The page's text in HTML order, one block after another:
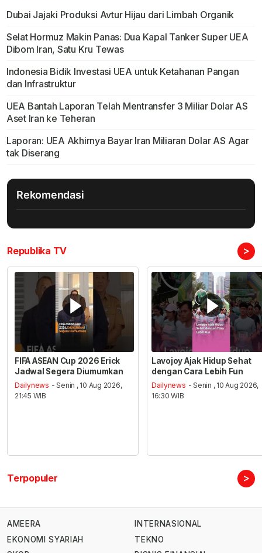
Dubai Jajaki Produksi Avtur Hijau dari Limbah Organik
Selat Hormuz Makin Panas: Dua Kapal Tanker Super UEA
Dibom Iran, Satu Kru Tewas
Indonesia Bidik Investasi UEA untuk Ketahanan Pangan
dan Infrastruktur
UEA Bantah Laporan Telah Mentransfer 3 Miliar Dolar AS
Aset Iran ke Teheran
Laporan: UEA Akhirnya Bayar Iran Miliaran Dolar AS Agar
tak Diserang
Rekomendasi
Republika TV >
FIFA ASEAN Cup 2026 Erick
Jadwal Segera Diumumkan
Dailynews - Senin , 10 Aug 2026,
21:45 WIB
Lavojoy Ajak Hidup Sehat
dengan Cara Lebih Fun
Dailynews - Senin , 10 Aug 2026,
16:30 WIB
Terpopuler >
AMEERA
EKONOMI SYARIAH
INTERNASIONAL
TEKNO